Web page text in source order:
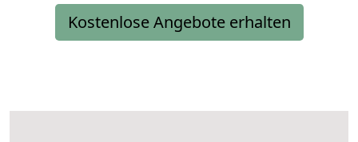
Kostenlose Angebote erhalten